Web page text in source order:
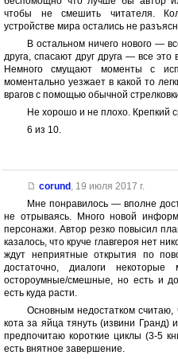
чтобы не смешить читателя.
устройстве мира остались не
В остальном ничего нового —
друга, спасают друг друга — все
Немного смущают моменты с
моментально уезжает в какой то
врагов с помощью обычной
Не хорошо и не плохо. Крепкий
6 из 10.
corund, 19 июля 2017 г.
Мне понравилось — вполне
не отрываясь. Много новой
персонажи. Автор резко повысил
казалось, что круче главгероя нет
ждут неприятные открытия по
достаточно, диалоги
остороумные/смешные, но есть и
есть куда расти.
Основным недостатком
кота за яйца тянуть (извини Гранд)
предпочитаю короткие циклы (3-5
есть внятное завершение.